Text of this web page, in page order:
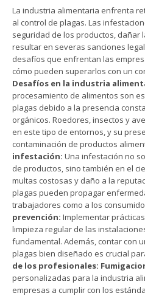
La industria alimentaria enfrenta
al control de plagas. Las
seguridad de los productos, dañar
resultar en severas sanciones
desafíos que enfrentan las
cómo pueden superarlos con un
Desafíos en la industria
procesamiento de alimentos son
plagas debido a la presencia
orgánicos. Roedores, insectos y
en este tipo de entornos, y su
contaminación de productos
infestación: Una infestación no
de productos, sino también en el
multas costosas y daño a la
plagas pueden propagar
trabajadores como a los
prevención: Implementar
limpieza regular de las
fundamental. Además, contar con
plagas bien diseñado es crucial
de los profesionales:
personalizadas para la industria
empresas a cumplir con los